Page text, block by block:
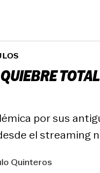
por sus
el streaming
Quinteros